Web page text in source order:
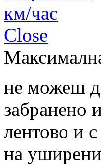
Close
не можеш
забранено
лентово и
на